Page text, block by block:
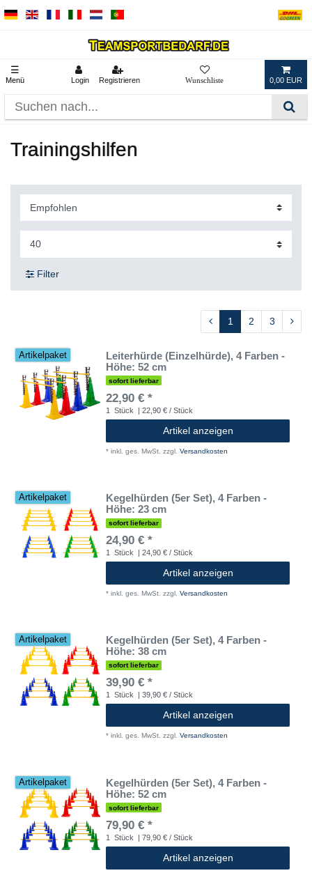
☰
Menü Login Registrieren 0,00 EUR
Trainingshilfen
Filter
1 2 3
Artikelpaket
Leiterhürde (Einzelhürde), 4 Farben -
Höhe: 52 cm
sofort lieferbar
22,90 € *
1 Stück | 22,90 € / Stück
Artikel anzeigen
* inkl. ges. MwSt. zzgl. Versandkosten
Artikelpaket
Kegelhürden (5er Set), 4 Farben -
Höhe: 23 cm
sofort lieferbar
24,90 € *
1 Stück | 24,90 € / Stück
Artikel anzeigen
* inkl. ges. MwSt. zzgl. Versandkosten
Artikelpaket
Kegelhürden (5er Set), 4 Farben -
Höhe: 38 cm
sofort lieferbar
39,90 € *
1 Stück | 39,90 € / Stück
Artikel anzeigen
* inkl. ges. MwSt. zzgl. Versandkosten
Artikelpaket
Kegelhürden (5er Set), 4 Farben -
Höhe: 52 cm
sofort lieferbar
79,90 € *
1 Stück | 79,90 € / Stück
Artikel anzeigen